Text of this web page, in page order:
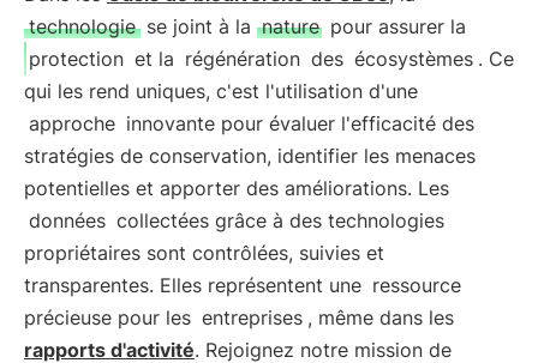
technologie se joint à la nature pour assurer la
protection et la régénération des écosystèmes . Ce
qui les rend uniques, c'est l'utilisation d'une
approche innovante pour évaluer l'efficacité des
stratégies de conservation, identifier les menaces
potentielles et apporter des améliorations. Les
données collectées grâce à des technologies
propriétaires sont contrôlées, suivies et
transparentes. Elles représentent une ressource
précieuse pour les entreprises , même dans les
rapports d'activité. Rejoignez notre mission de